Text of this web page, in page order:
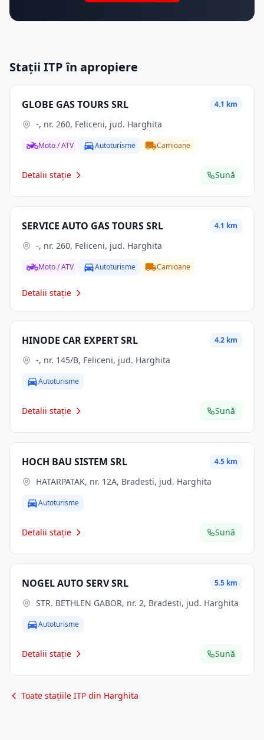
Stații ITP în apropiere
GLOBE GAS TOURS SRL 4.1 km
-, nr. 260, Feliceni, jud. Harghita
Moto / ATV Autoturisme Camioane
Detalii stație Sună
SERVICE AUTO GAS TOURS SRL 4.1 km
-, nr. 260, Feliceni, jud. Harghita
Moto / ATV Autoturisme Camioane
Detalii stație
HINODE CAR EXPERT SRL 4.2 km
-, nr. 145/B, Feliceni, jud. Harghita
Autoturisme
Detalii stație Sună
HOCH BAU SISTEM SRL 4.5 km
HATARPATAK, nr. 12A, Bradesti, jud. Harghita
Autoturisme
Detalii stație Sună
NOGEL AUTO SERV SRL 5.5 km
STR. BETHLEN GABOR, nr. 2, Bradesti, jud. Harghita
Autoturisme
Detalii stație Sună
Toate stațiile ITP din Harghita